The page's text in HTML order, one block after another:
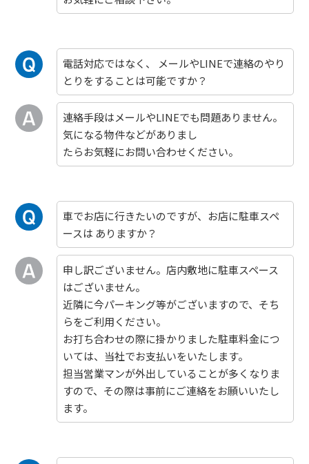
電話対応ではなく、 メールやLINEで連絡のやり
とりをすることは可能ですか？
連絡手段はメールやLINEでも問題ありません。
気になる物件などがありまし
たらお気軽にお問い合わせください。
車でお店に行きたいのですが、お店に駐車スペ
ースは ありますか？
申し訳ございません。店内敷地に駐車スペース
はございません。
近隣に今パーキング等がございますので、そち
らをご利用ください。
お打ち合わせの際に掛かりました駐車料金につ
いては、当社でお支払いをいたします。
担当営業マンが外出していることが多くなりま
すので、その際は事前にご連絡をお願いいたし
ます。